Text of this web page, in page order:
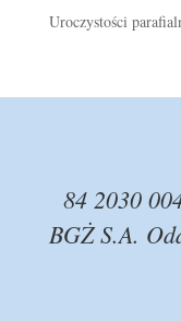
Uroczystości
84 2030
BGŻ S.A.